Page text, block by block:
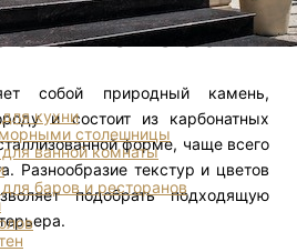
кухни
столешницы
ванной комнаты
баров и ресторанов
1695
собой природный камень,
и состоит из карбонатных
форме, чаще всего
Разнообразие текстур и цветов
подобрать подходящую